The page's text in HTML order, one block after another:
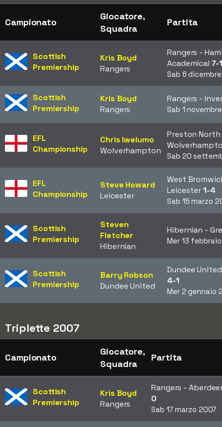
Campionato
Giocatore,
Squadra
Partita
Scottish
Premiership
Kris Boyd
Rangers
Rangers -
Academical 7-1
Sab 6
Scottish
Premiership
Kris Boyd
Rangers
Rangers -
Sab 1
EFL
Championship
Chris Iwelumo
Wolverhampton
Preston North
Sab 20
EFL
Championship
Steve Howard
Leicester
West
Leicester1-4
Sab 15 marzo
Scottish
Premiership
Steven
Fletcher
Hibernian
Hibernian -
Mer 13
Scottish
Premiership
Barry Robson
Dundee United
Dundee
4-1
Mer 2 gennaio
Triplette 2007
Campionato
Giocatore,
Squadra
Partita
Scottish
Premiership
Kris Boyd
Rangers
Rangers -
0
Sab 17 marzo 2007